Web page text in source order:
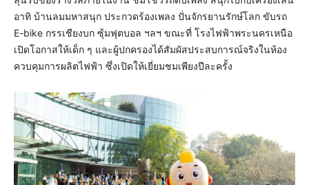
อาทิ บ้านลมมหาสนุก ประกวดร้องเพลง ปั่นจักรยานรักษ์โลก ขับรถ
E-bike กรรเชียงบก ซุ้มฟุตบอล ฯลฯ ขณะที่ โรงไฟฟ้าพระนครเหนือ
เปิดโอกาสให้เด็ก ๆ และผู้ปกครองได้สัมผัสประสบการณ์จริงในห้อง
ควบคุมการผลิตไฟฟ้า ซึ่งเปิดให้เยี่ยมชมเพียงปีละครั้ง